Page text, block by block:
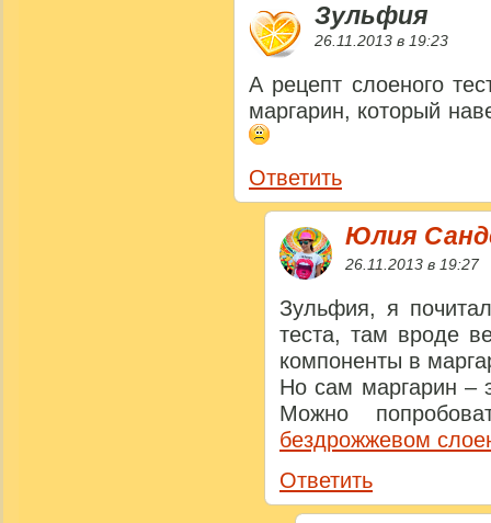
Зульфия
26.11.2013 в 19:23
А рецепт слоеного
маргарин, который
Ответить
Юлия
26.11.2013 в 19:27
Зульфия, я
теста, там вроде
компоненты в
Но сам маргарин –
Можно
бездрожжевом
Ответить